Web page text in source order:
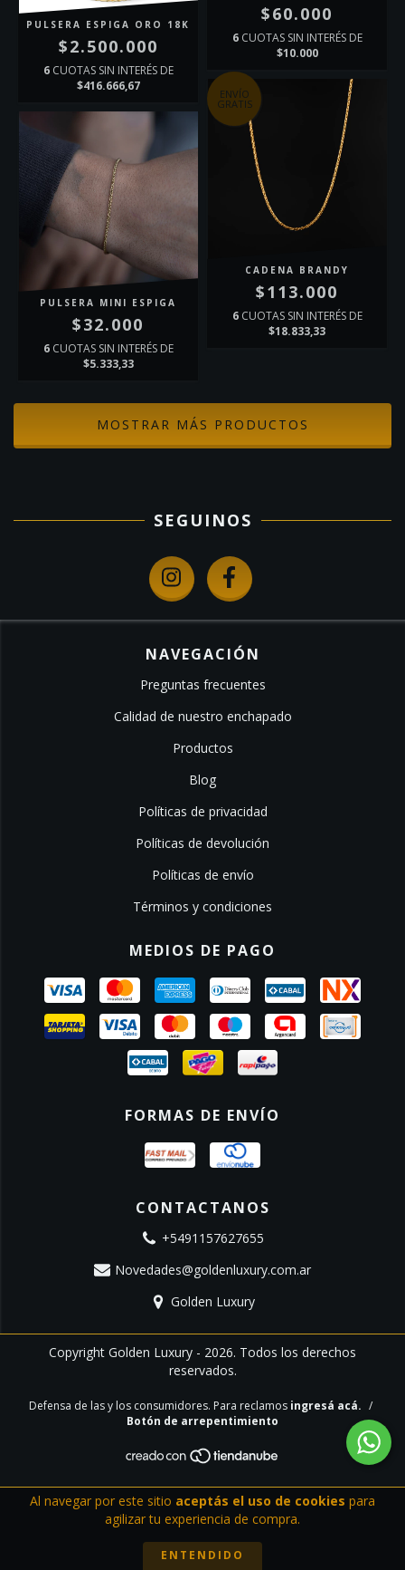
Al navegar por este sitio aceptás el uso de cookies para
agilizar tu experiencia de compra.
ENTENDIDO
PULSERA ESPIGA ORO 18K
$2.500.000
6 CUOTAS SIN INTERÉS DE
$416.666,67
$60.000
6 CUOTAS SIN INTERÉS DE
$10.000
PULSERA MINI ESPIGA
$32.000
6 CUOTAS SIN INTERÉS DE
$5.333,33
ENVÍO
GRATIS
CADENA BRANDY
$113.000
6 CUOTAS SIN INTERÉS DE
$18.833,33
MOSTRAR MÁS PRODUCTOS
SEGUINOS
NAVEGACIÓN
Preguntas frecuentes
Calidad de nuestro enchapado
Productos
Blog
Políticas de privacidad
Políticas de devolución
Políticas de envío
Términos y condiciones
MEDIOS DE PAGO
FORMAS DE ENVÍO
CONTACTANOS
+5491157627655
Novedades@goldenluxury.com.ar
Golden Luxury
Copyright Golden Luxury - 2026. Todos los derechos
reservados.
Defensa de las y los consumidores. Para reclamos ingresá acá. /
Botón de arrepentimiento